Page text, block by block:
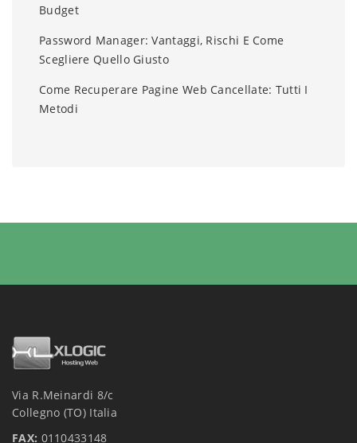
Budget
Password Manager: Vantaggi, Rischi E Come
Scegliere Quello Giusto
Come Recuperare Pagine Web Cancellate: Tutti I
Metodi
Via R.Meinardi 8/c
Collegno (TO) Italia
FAX: 0110433148